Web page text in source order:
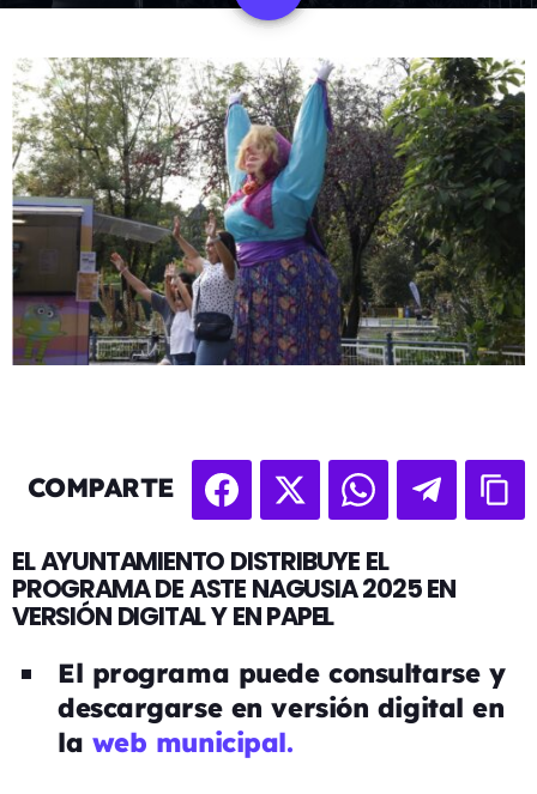
COMPARTE
EL AYUNTAMIENTO DISTRIBUYE EL
PROGRAMA DE ASTE NAGUSIA 2025 EN
VERSIÓN DIGITAL Y EN PAPEL
El programa puede consultarse y
descargarse en versión digital en
la web municipal.